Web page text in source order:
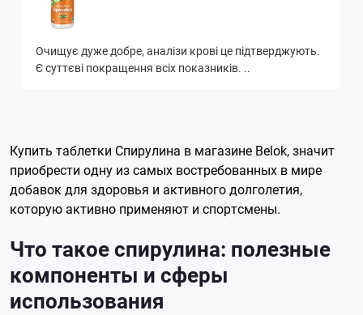
Очищує дуже добре, аналізи крові це підтверджують.
Є суттєві покращення всіх показників. ..
Купить таблетки Спирулина в магазине Belok, значит
приобрести одну из самых востребованных в мире
добавок для здоровья и активного долголетия,
которую активно применяют и спортсмены.
Что такое спирулина: полезные
компоненты и сферы
использования